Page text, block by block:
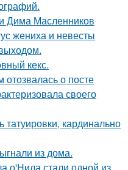
Дима Масленников
жениха и невесты
кекс.
о посте
своего
татуировки, кардинально
из дома.